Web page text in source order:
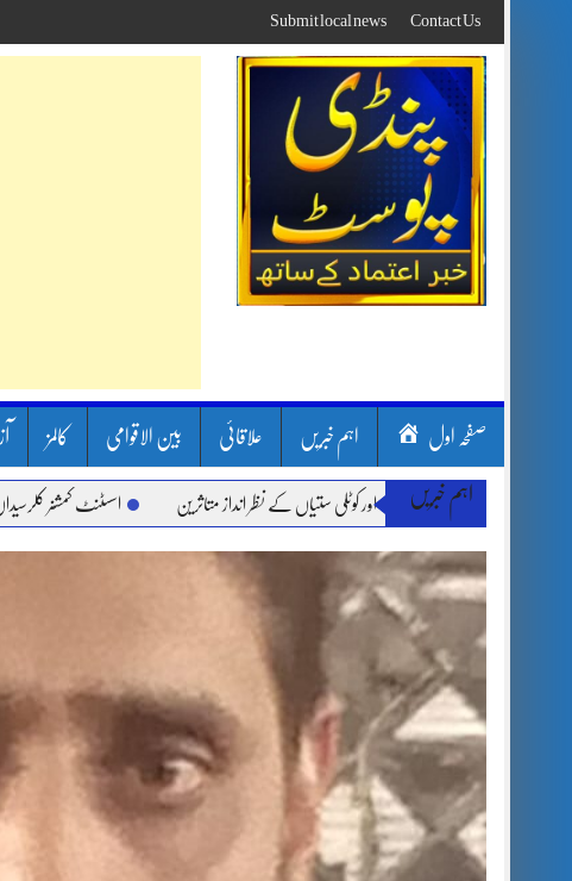
to
content
Contact Us
Submit local news
صفحہ اول اہم خبریں علاقائی بین الاقوامی کالمز
اہم خبریں
لینڈ سلائیڈنگ اور کوٹلی ستیاں کے نظر انداز متاثرین اسسٹنٹ کمشنر کلرسیداں سیدہ